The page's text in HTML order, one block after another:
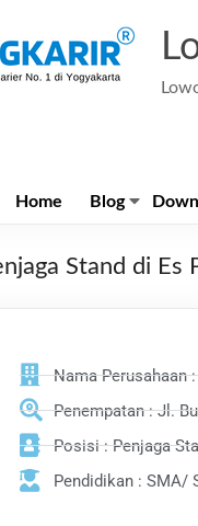
Home Blog
Stand di Es
Nama Perusahaan
Penempatan : Jl.
Posisi : Penjaga
Pendidikan : SMA/